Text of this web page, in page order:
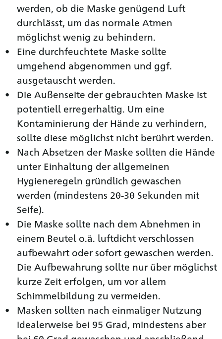
werden, ob die Maske genügend Luft
durchlässt, um das normale Atmen
möglichst wenig zu behindern.
Eine durchfeuchtete Maske sollte
umgehend abgenommen und ggf.
ausgetauscht werden.
Die Außenseite der gebrauchten Maske ist
potentiell erregerhaltig. Um eine
Kontaminierung der Hände zu verhindern,
sollte diese möglichst nicht berührt werden.
Nach Absetzen der Maske sollten die Hände
unter Einhaltung der allgemeinen
Hygieneregeln gründlich gewaschen
werden (mindestens 20-30 Sekunden mit
Seife).
Die Maske sollte nach dem Abnehmen in
einem Beutel o.ä. luftdicht verschlossen
aufbewahrt oder sofort gewaschen werden.
Die Aufbewahrung sollte nur über möglichst
kurze Zeit erfolgen, um vor allem
Schimmelbildung zu vermeiden.
Masken sollten nach einmaliger Nutzung
idealerweise bei 95 Grad, mindestens aber